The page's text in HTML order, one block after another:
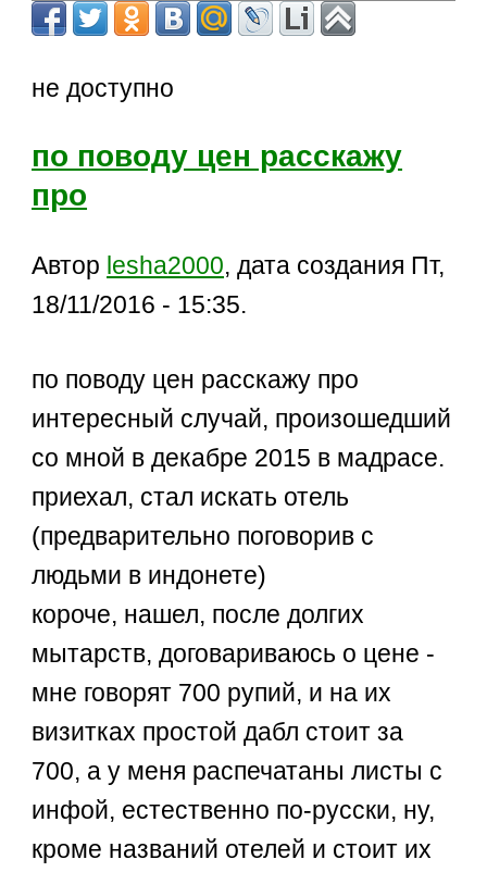
не доступно
по поводу цен расскажу
про
Автор lesha2000, дата создания Пт,
18/11/2016 - 15:35.
по поводу цен расскажу про
интересный случай, произошедший
со мной в декабре 2015 в мадрасе.
приехал, стал искать отель
(предварительно поговорив с
людьми в индонете)
короче, нашел, после долгих
мытарств, договариваюсь о цене -
мне говорят 700 рупий, и на их
визитках простой дабл стоит за
700, а у меня распечатаны листы с
инфой, естественно по-русски, ну,
кроме названий отелей и стоит их